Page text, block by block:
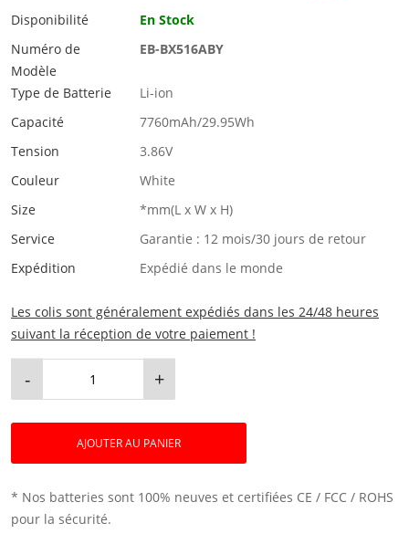
Disponibilité
En Stock
Numéro de
Modèle
EB-BX516ABY
Type de Batterie
Li-ion
Capacité
7760mAh/29.95Wh
Tension
3.86V
Couleur
White
Size
*mm(L x W x H)
Service
Garantie : 12 mois/30 jours de retour
Expédition
Expédié dans le monde
Les colis sont généralement expédiés dans les 24/48 heures
suivant la réception de votre paiement !
- +
AJOUTER AU PANIER
* Nos batteries sont 100% neuves et certifiées CE / FCC / ROHS
pour la sécurité.